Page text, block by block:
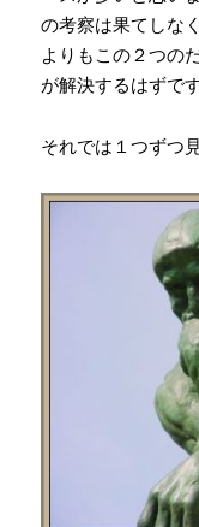
の考察は果てしな
よりもこの２つの
が解決するはずで
それでは１つずつ